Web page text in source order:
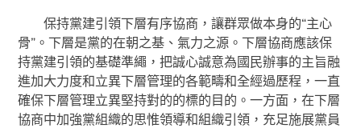
保持黨建引領下層有序協商，讓群眾做本身的“主心
骨”。下層是黨的在朝之基、氣力之源。下層協商應該保
持黨建引領的基礎準繩，把誠心誠意為國民辦事的主旨融
進加大力度和立異下層管理的各範疇和全經過歷程，一直
確保下層管理立異堅持對的的標的目的。一方面，在下層
協商中加強黨組織的思惟領導和組織引領，充足施展黨員